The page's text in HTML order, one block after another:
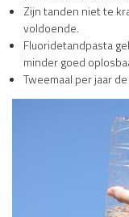
Zijn tanden niet te
voldoende.
Fluoridetandpasta
minder goed
Tweemaal per jaar